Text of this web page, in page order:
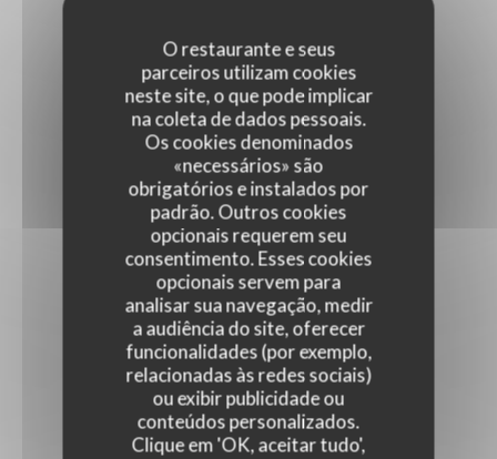
O restaurante e seus
parceiros utilizam cookies
neste site, o que pode implicar
na coleta de dados pessoais.
Os cookies denominados
«necessários» são
obrigatórios e instalados por
padrão. Outros cookies
opcionais requerem seu
consentimento. Esses cookies
opcionais servem para
analisar sua navegação, medir
a audiência do site, oferecer
funcionalidades (por exemplo,
relacionadas às redes sociais)
ou exibir publicidade ou
conteúdos personalizados.
Clique em 'OK, aceitar tudo',